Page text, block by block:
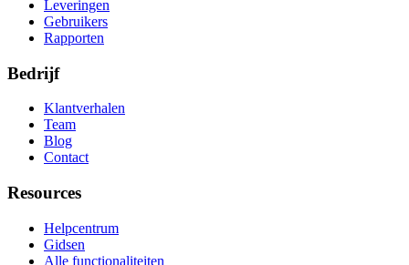
Leveringen
Gebruikers
Rapporten
Bedrijf
Klantverhalen
Team
Blog
Contact
Resources
Helpcentrum
Gidsen
Alle functionaliteiten